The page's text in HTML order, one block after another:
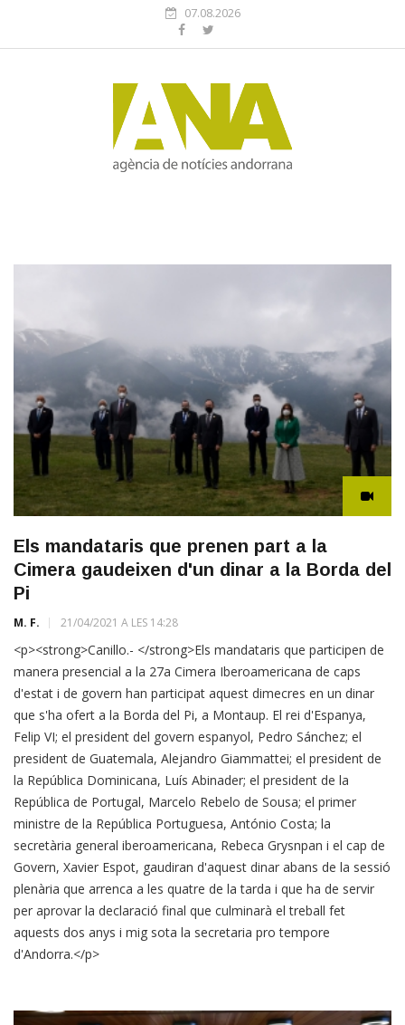
07.08.2026
Els mandataris que prenen part a la
Cimera gaudeixen d'un dinar a la Borda del
Pi
M. F. 21/04/2021 A LES 14:28
<p><strong>Canillo.- </strong>Els mandataris que participen de
manera presencial a la 27a Cimera Iberoamericana de caps
d'estat i de govern han participat aquest dimecres en un dinar
que s'ha ofert a la Borda del Pi, a Montaup. El rei d'Espanya,
Felip VI; el president del govern espanyol, Pedro Sánchez; el
president de Guatemala, Alejandro Giammattei; el president de
la República Dominicana, Luís Abinader; el president de la
República de Portugal, Marcelo Rebelo de Sousa; el primer
ministre de la República Portuguesa, António Costa; la
secretària general iberoamericana, Rebeca Grysnpan i el cap de
Govern, Xavier Espot, gaudiran d'aquest dinar abans de la sessió
plenària que arrenca a les quatre de la tarda i que ha de servir
per aprovar la declaració final que culminarà el treball fet
aquests dos anys i mig sota la secretaria pro tempore
d'Andorra.</p>